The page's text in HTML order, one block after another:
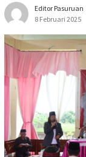
Editor Pasuruan
8 Februari 2025